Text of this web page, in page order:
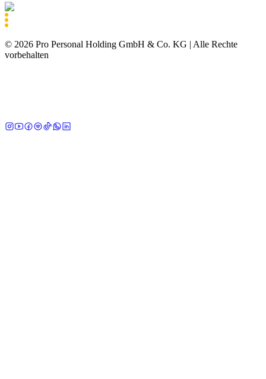
© 2026 Pro Personal Holding GmbH & Co. KG | Alle Rechte
vorbehalten